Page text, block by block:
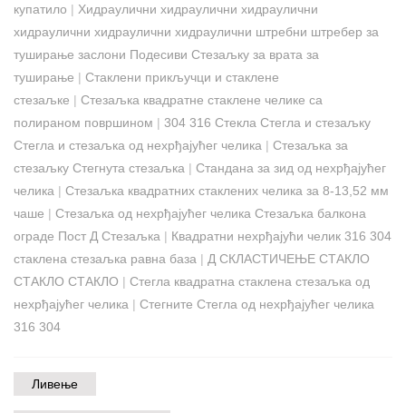
купатило | Хидраулични хидраулични хидраулични
хидраулични хидраулични хидраулични штребни штребер за
туширање заслони Подесиви Стезаљку за врата за
туширање | Стаклени прикључци и стаклене
стезаљке | Стезаљка квадратне стаклене челике са
полираном површином | 304 316 Стекла Стегла и стезаљку
Стегла и стезаљка од нехрђајућег челика | Стезаљка за
стезаљку Стегнута стезаљка | Стандана за зид од нехрђајућег
челика | Стезаљка квадратних стаклених челика за 8-13,52 мм
чаше | Стезаљка од нехрђајућег челика Стезаљка балкона
ограде Пост Д Стезаљка | Квадратни нехрђајући челик 316 304
стаклена стезаљка равна база | Д СКЛАСТИЧЕЊЕ СТАКЛО
СТАКЛО СТАКЛО | Стегла квадратна стаклена стезаљка од
нехрђајућег челика | Стегните Стегла од нехрђајућег челика
316 304
Ливење